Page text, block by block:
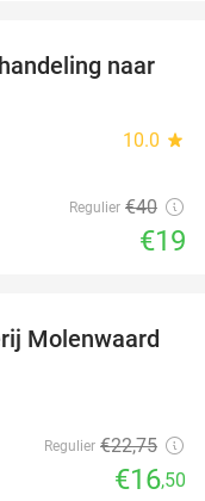
53%
naar
10.0 star
Regulier €40
€19
27%
Molenwaard
Regulier €22,75
€16,50